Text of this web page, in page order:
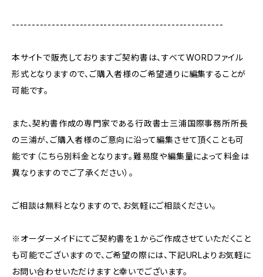
-----------------------------------------------------
本サイトで販売しておりますご契約書は、すべてWORDファイル
形式となりますので、ご購入者様のご希望通りに編集することが
可能です。
また、契約書作成の専門家である行政書士三浦国際事務所所長
の三浦が、ご購入者様のご意向に沿って編集させて頂くことも可
能です（こちら別料金となります。難易度や編集量によって料金は
異なりますのでご了承ください）。
ご相談は無料となりますので、お気軽にご相談ください。
※オーダーメイドにてご契約書を１からご作成させていただくこと
も可能でございますので、ご希望の際には、下記URLよりお気軽に
お問い合わせいただけますと幸いでございます。